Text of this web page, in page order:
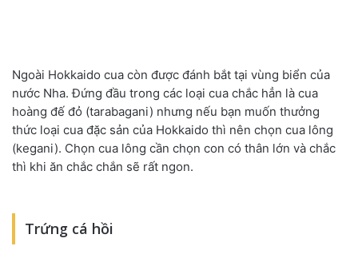
Ngoài Hokkaido cua còn được đánh bắt tại vùng biển của
nước Nha. Đứng đầu trong các loại cua chắc hẳn là cua
hoàng đế đỏ (tarabagani) nhưng nếu bạn muốn thưởng
thức loại cua đặc sản của Hokkaido thì nên chọn cua lông
(kegani). Chọn cua lông cần chọn con có thân lớn và chắc
thì khi ăn chắc chắn sẽ rất ngon.
Trứng cá hồi